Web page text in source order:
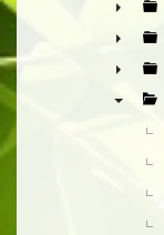
►
►
►
►